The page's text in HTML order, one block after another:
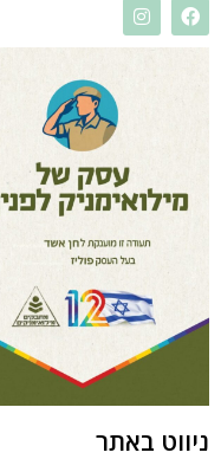
ניווט באתר